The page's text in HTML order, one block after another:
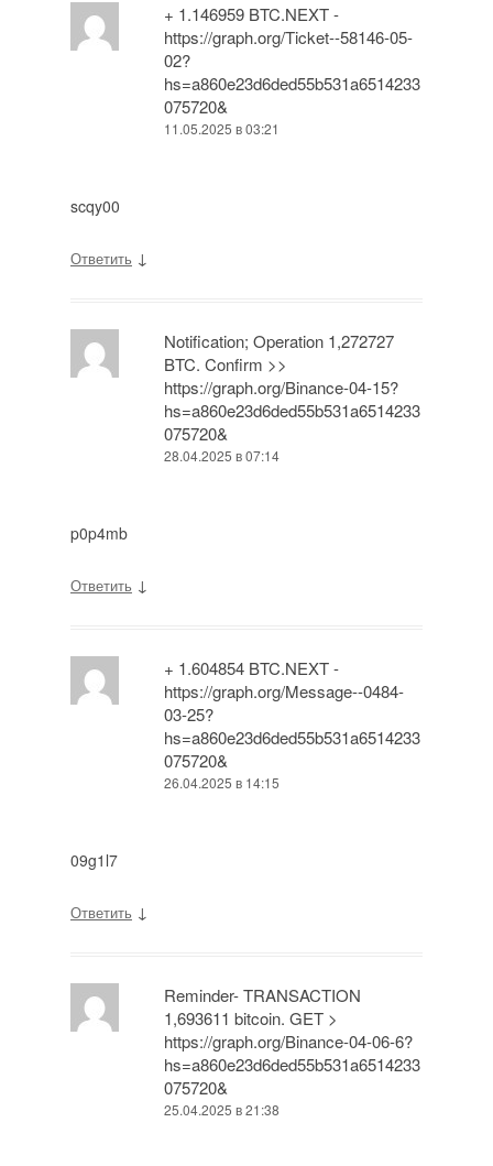
+ 1.146959 BTC.NEXT -
https://graph.org/Ticket--58146-05-
02?
hs=a860e23d6ded55b531a6514233
075720&
11.05.2025 в 03:21
scqy00
Ответить ↓
Notification; Operation 1,272727
BTC. Confirm >>
https://graph.org/Binance-04-15?
hs=a860e23d6ded55b531a6514233
075720&
28.04.2025 в 07:14
p0p4mb
Ответить ↓
+ 1.604854 BTC.NEXT -
https://graph.org/Message--0484-
03-25?
hs=a860e23d6ded55b531a6514233
075720&
26.04.2025 в 14:15
09g1l7
Ответить ↓
Reminder- TRANSACTION
1,693611 bitcoin. GET >
https://graph.org/Binance-04-06-6?
hs=a860e23d6ded55b531a6514233
075720&
25.04.2025 в 21:38